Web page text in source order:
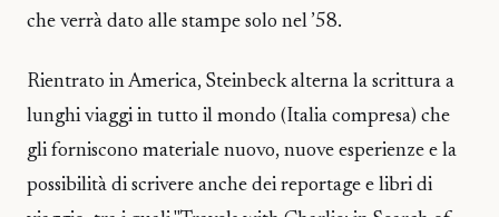
che verrà dato alle stampe solo nel ’58.
Rientrato in America, Steinbeck alterna la scrittura a
lunghi viaggi in tutto il mondo (Italia compresa) che
gli forniscono materiale nuovo, nuove esperienze e la
possibilità di scrivere anche dei reportage e libri di